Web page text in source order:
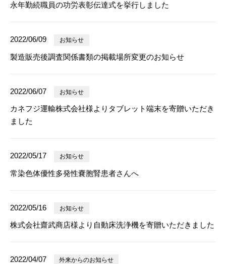
永年勤続職員の功労表彰伝達式を挙行しました
2022/06/09 お知らせ
製造販売後調査関係書類の掲載場所変更のお知らせ
2022/06/07 お知らせ
カネフジ運輸株式会社様よりタブレット端末を寄贈いただき
ました
2022/05/17 お知らせ
常染色体優性多発性嚢胞腎患者さんへ
2022/05/16 お知らせ
株式会社齋武商店様より自動床洗浄機を寄贈いただきました
2022/04/07 外来からのお知らせ